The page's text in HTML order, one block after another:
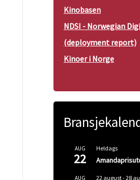
Kinobasen
NDSI - Norwegian
(deployment report)
Kinoer i Norge
AUG
22
Heldags
AUG 22 august-28